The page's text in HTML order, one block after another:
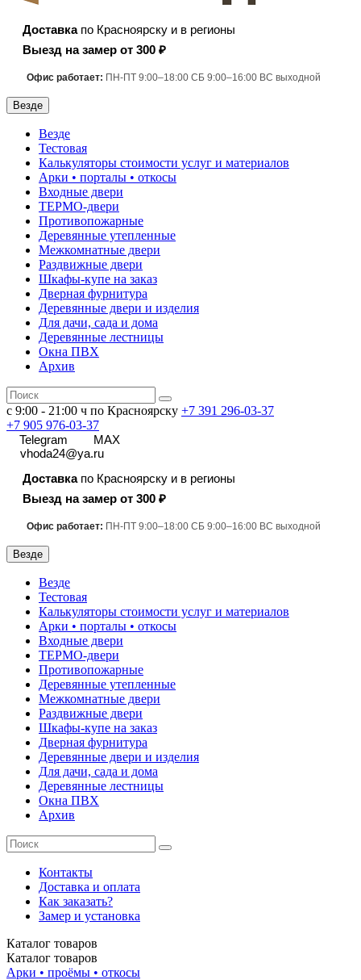
Доставкапо Красноярску и в регионы
Выезд на замер от 300 ₽
Офис работает: ПН-ПТ 9:00–18:00 СБ 9:00–16:00 ВС выходной
Везде
Везде
Тестовая
Калькуляторы стоимости услуг и материалов
Арки • порталы • откосы
Входные двери
ТЕРМО-двери
Противопожарные
Деревянные утепленные
Межкомнатные двери
Раздвижные двери
Шкафы-купе на заказ
Дверная фурнитура
Деревянные двери и изделия
Для дачи, сада и дома
Деревянные лестницы
Окна ПВХ
Архив
с 9:00 - 21:00 ч по Красноярску +7 391 296-03-37
+7 905 976-03-37
Telegram
MAX
vhoda24@ya.ru
Доставкапо Красноярску и в регионы
Выезд на замер от 300 ₽
Офис работает: ПН-ПТ 9:00–18:00 СБ 9:00–16:00 ВС выходной
Везде
Везде
Тестовая
Калькуляторы стоимости услуг и материалов
Арки • порталы • откосы
Входные двери
ТЕРМО-двери
Противопожарные
Деревянные утепленные
Межкомнатные двери
Раздвижные двери
Шкафы-купе на заказ
Дверная фурнитура
Деревянные двери и изделия
Для дачи, сада и дома
Деревянные лестницы
Окна ПВХ
Архив
Контакты
Доставка и оплата
Как заказать?
Замер и установка
Каталог товаров
Каталог товаров
Арки • проёмы • откосы